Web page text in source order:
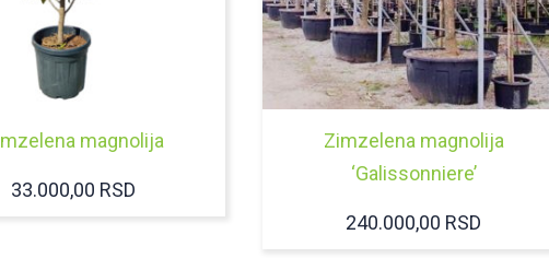
magnolija
33.000,00 RSD
Zimzelena magnolija
‘Galissonniere’
240.000,00 RSD